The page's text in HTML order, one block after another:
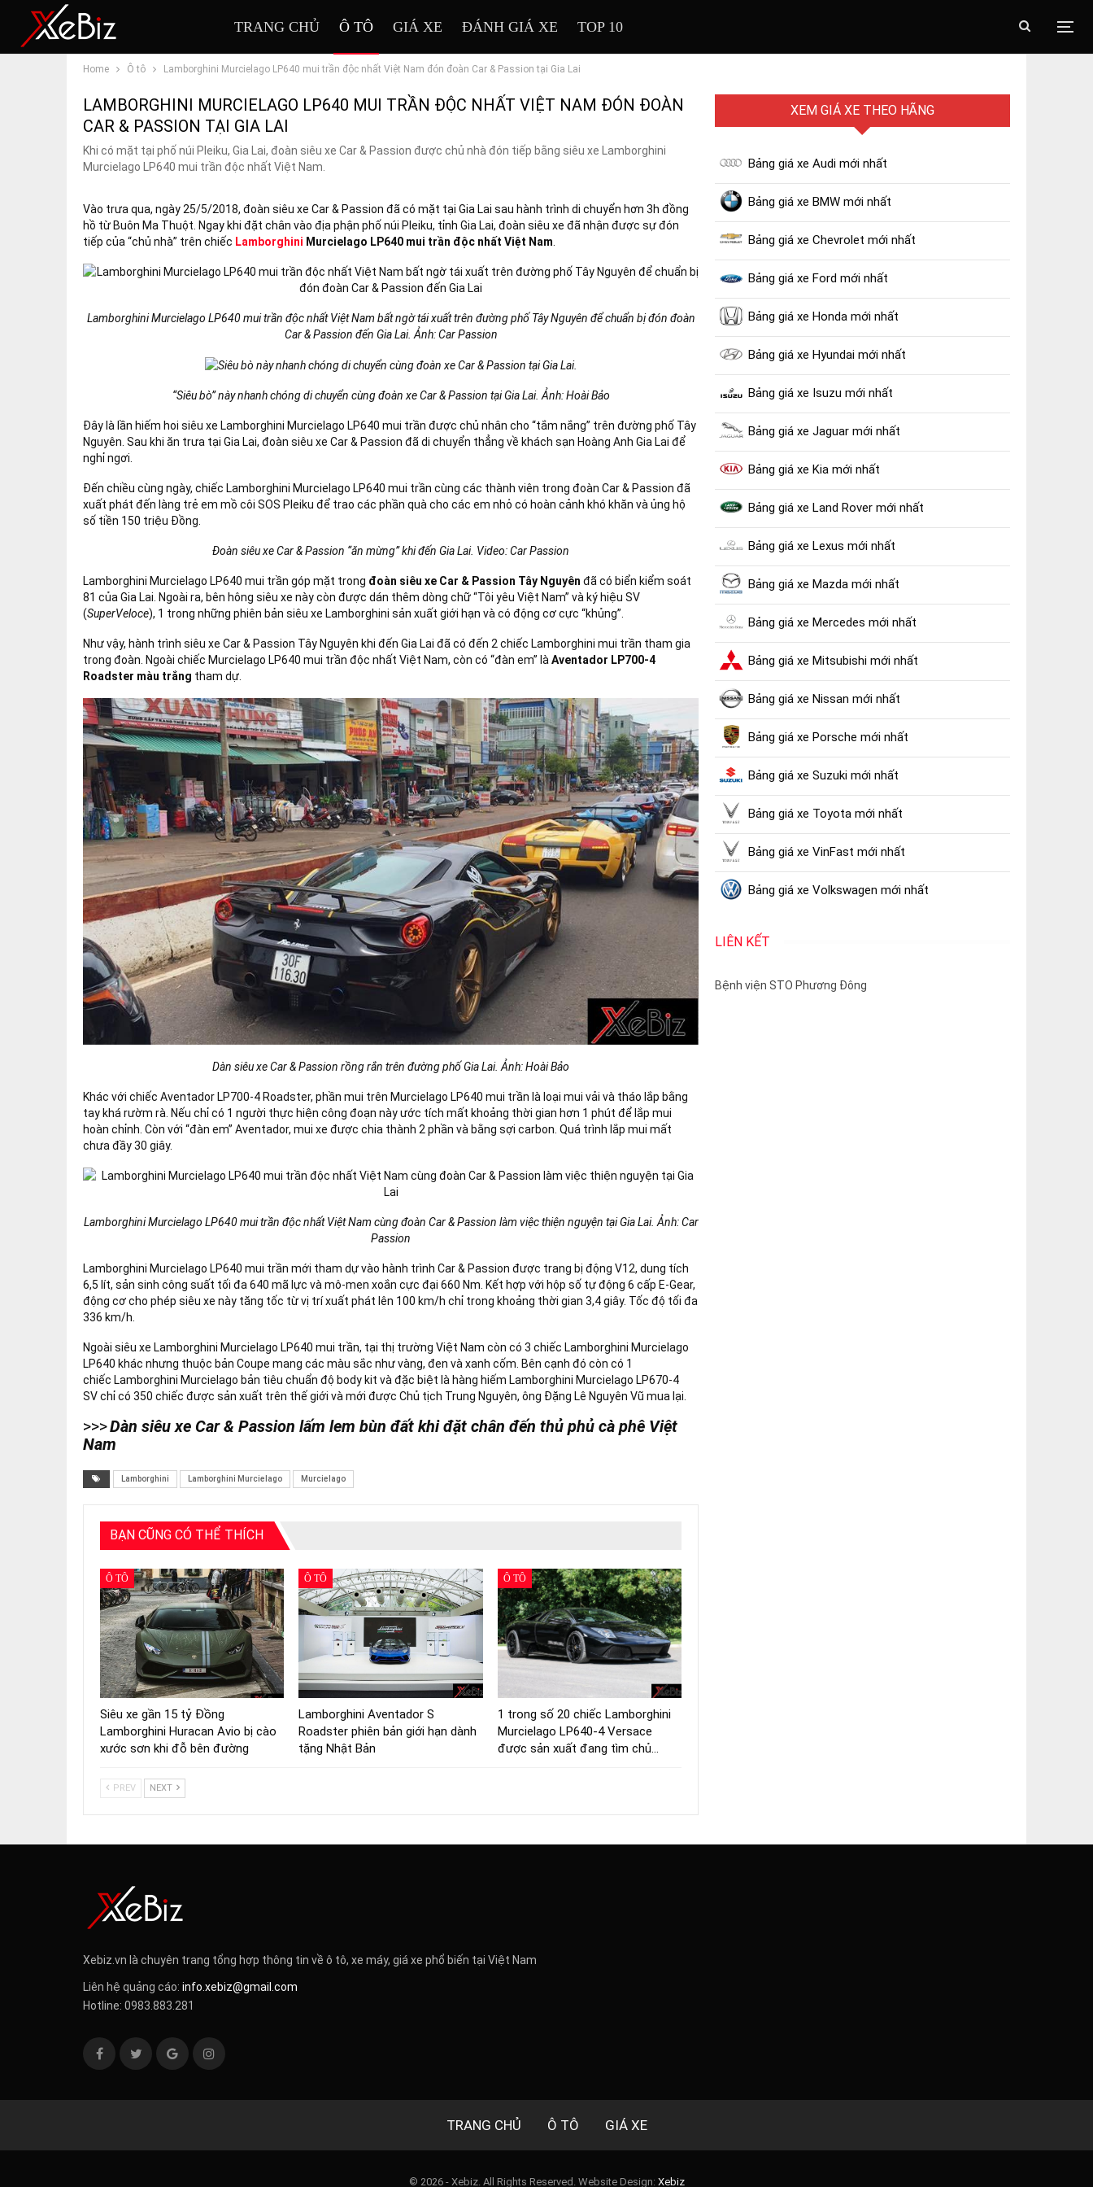
TRANG CHỦ Ô TÔ GIÁ XE ĐÁNH GIÁ XE TOP 10
Home Ô tô Lamborghini Murcielago LP640 mui trần độc nhất Việt Nam đón đoàn Car & Passion tại Gia Lai
LAMBORGHINI MURCIELAGO LP640 MUI TRẦN ĐỘC NHẤT VIỆT NAM ĐÓN ĐOÀN
CAR & PASSION TẠI GIA LAI
Khi có mặt tại phố núi Pleiku, Gia Lai, đoàn siêu xe Car & Passion được chủ nhà đón tiếp bằng siêu xe Lamborghini
Murcielago LP640 mui trần độc nhất Việt Nam.
Vào trưa qua, ngày 25/5/2018, đoàn siêu xe Car & Passion đã có mặt tại Gia Lai sau hành trình di chuyển hơn 3h đồng
hồ từ Buôn Ma Thuột. Ngay khi đặt chân vào địa phận phố núi Pleiku, tỉnh Gia Lai, đoàn siêu xe đã nhận được sự đón
tiếp của “chủ nhà” trên chiếc Lamborghini Murcielago LP640 mui trần độc nhất Việt Nam
Lamborghini Murcielago LP640 mui trần độc nhất Việt Nam bất ngờ tái xuất trên đường phố Tây Nguyên để chuẩn bị đón đoàn
Car & Passion đến Gia Lai​​​​​​​. Ảnh: Car Passion
“Siêu bò” này nhanh chóng di chuyển cùng đoàn xe Car & Passion tại Gia Lai. Ảnh: Hoài Bảo
Đây là lần hiếm hoi siêu xe Lamborghini Murcielago LP640 mui trần được chủ nhân cho “tắm nắng” trên đường phố Tây
Nguyên. Sau khi ăn trưa tại Gia Lai, đoàn siêu xe Car & Passion đã di chuyển thẳng về khách sạn Hoàng Anh Gia Lai để
nghỉ ngơi.
Đến chiều cùng ngày, chiếc Lamborghini Murcielago LP640 mui trần cùng các thành viên trong đoàn Car & Passion đã
xuất phát đến làng trẻ em mồ côi SOS Pleiku để trao các phần quà cho các em nhỏ có hoàn cảnh khó khăn và ủng hộ
số tiền 150 triệu Đồng.
Đoàn siêu xe Car & Passion “ăn mừng” khi đến Gia Lai. Video: Car Passion
Lamborghini Murcielago LP640 mui trần góp mặt trong đoàn siêu xe Car & Passion Tây Nguyên đã có biển kiểm soát
81 của Gia Lai. Ngoài ra, bên hông siêu xe này còn được dán thêm dòng chữ “Tôi yêu Việt Nam” và ký hiệu SV
(SuperVeloce), 1 trong những phiên bản siêu xe Lamborghini sản xuất giới hạn và có động cơ cực “khủng”.
Như vậy, hành trình siêu xe Car & Passion Tây Nguyên khi đến Gia Lai đã có đến 2 chiếc Lamborghini mui trần tham gia
trong đoàn. Ngoài chiếc Murcielago LP640 mui trần độc nhất Việt Nam, còn có “đàn em” là Aventador LP700-4
Roadster màu trắng tham dự.
Dàn siêu xe Car & Passion rồng rắn trên đường phố Gia Lai. Ảnh: Hoài Bảo
Khác với chiếc Aventador LP700-4 Roadster, phần mui trên Murcielago LP640 mui trần là loại mui vải và tháo lắp bằng
tay khá rườm rà. Nếu chỉ có 1 người thực hiện công đoạn này ước tích mất khoảng thời gian hơn 1 phút để lắp mui
hoàn chỉnh. Còn với “đàn em” Aventador, mui xe được chia thành 2 phần và bằng sợi carbon. Quá trình lắp mui mất
chưa đầy 30 giây.
Lamborghini Murcielago LP640 mui trần độc nhất Việt Nam cùng đoàn Car & Passion làm việc thiện nguyện tại Gia Lai. Ảnh: Car
Passion
Lamborghini Murcielago LP640 mui trần mới tham dự vào hành trình Car & Passion được trang bị động V12, dung tích
6,5 lít, sản sinh công suất tối đa 640 mã lực và mô-men xoắn cực đại 660 Nm. Kết hợp với hộp số tự động 6 cấp E-Gear,
động cơ cho phép siêu xe này tăng tốc từ vị trí xuất phát lên 100 km/h chỉ trong khoảng thời gian 3,4 giây. Tốc độ tối đa
336 km/h.
Ngoài siêu xe Lamborghini Murcielago LP640 mui trần, tại thị trường Việt Nam còn có 3 chiếc Lamborghini Murcielago
LP640 khác nhưng thuộc bản Coupe mang các màu sắc như vàng, đen và xanh cốm. Bên cạnh đó còn có 1
chiếc Lamborghini Murcielago bản tiêu chuẩn độ body kit và đặc biệt là hàng hiếm Lamborghini Murcielago LP670-4
SV chỉ có 350 chiếc được sản xuất trên thế giới và mới được Chủ tịch Trung Nguyên, ông Đặng Lê Nguyên Vũ mua lại.
>>>Dàn siêu xe Car & Passion lấm lem bùn đất khi đặt chân đến thủ phủ cà phê Việt
Nam
Lamborghini Lamborghini Murcielago Murcielago
BẠN CŨNG CÓ THỂ THÍCH
Ô TÔ
Siêu xe gần 15 tỷ Đồng
Lamborghini Huracan Avio bị cào
xước sơn khi đỗ bên đường
Ô TÔ
Lamborghini Aventador S
Roadster phiên bản giới hạn dành
tặng Nhật Bản
Ô TÔ
1 trong số 20 chiếc Lamborghini
Murcielago LP640-4 Versace
được sản xuất đang tìm chủ…
PREV NEXT
XEM GIÁ XE THEO HÃNG
Bảng giá xe Audi mới nhất
Bảng giá xe BMW mới nhất
Bảng giá xe Chevrolet mới nhất
Bảng giá xe Ford mới nhất
Bảng giá xe Honda mới nhất
Bảng giá xe Hyundai mới nhất
Bảng giá xe Isuzu mới nhất
Bảng giá xe Jaguar mới nhất
Bảng giá xe Kia mới nhất
Bảng giá xe Land Rover mới nhất
Bảng giá xe Lexus mới nhất
Bảng giá xe Mazda mới nhất
Bảng giá xe Mercedes mới nhất
Bảng giá xe Mitsubishi mới nhất
Bảng giá xe Nissan mới nhất
Bảng giá xe Porsche mới nhất
Bảng giá xe Suzuki mới nhất
Bảng giá xe Toyota mới nhất
Bảng giá xe VinFast mới nhất
Bảng giá xe Volkswagen mới nhất
LIÊN KẾT
Bệnh viện STO Phương Đông
Xebiz.vn là chuyên trang tổng hợp thông tin về ô tô, xe máy, giá xe phổ biến tại Việt Nam
Liên hệ quảng cáo: info.xebiz@gmail.com
Hotline: 0983.883.281
TRANG CHỦ Ô TÔ GIÁ XE
© 2026 - Xebiz. All Rights Reserved. Website Design: Xebiz